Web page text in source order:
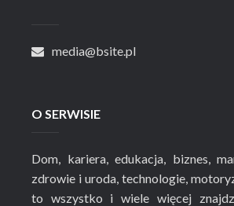
media@bsite.pl
O SERWISIE
Dom, kariera, edukacja, biznes,
zdrowie i uroda, technologie,
to wszystko i wiele więcej